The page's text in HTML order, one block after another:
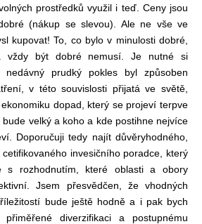
prostředků využil i teď. Ceny jsou
(nákup se slevou). Ale ne vše ve
kupovat! To, co bylo v minulosti dobré,
vždy být dobré nemusí. Je nutné si
nedávný prudký pokles byl způsoben
v této souvislosti přijatá ve světě,
dopad, který se projeví terpve
bude velký a koho a kde postihne nejvíce
Doporučuji tedy najít důvěryhodného,
cetifikovaného invesičního poradce, který
s rozhodnutím, které oblasti a obory
Jsem přesvědčen, že vhodných
bude ještě hodně a i pak bych
diverzifikaci a postupnému